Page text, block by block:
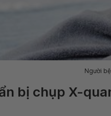
Người
bị chụp X-